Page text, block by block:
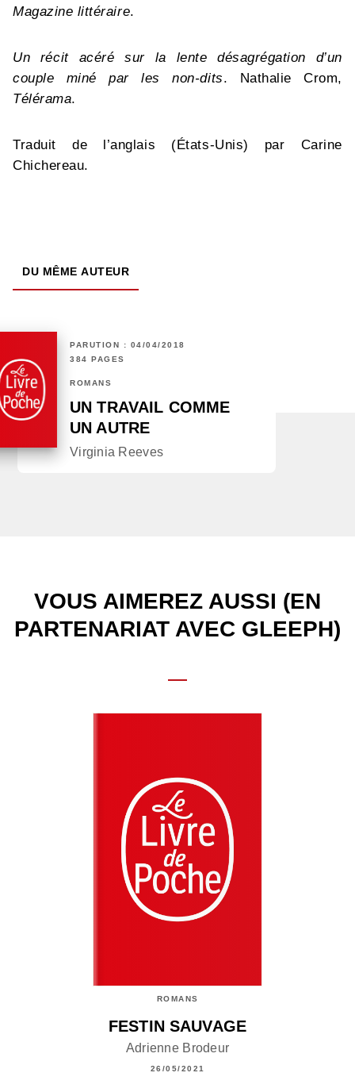
Magazine littéraire.
Un récit acéré sur la lente désagrégation d’un
couple miné par les non-dits. Nathalie Crom,
Télérama.
Traduit de l’anglais (États-Unis) par Carine
Chichereau.
DU MÊME AUTEUR
PARUTION : 04/04/2018
384 PAGES
ROMANS
UN TRAVAIL COMME
UN AUTRE
Virginia Reeves
VOUS AIMEREZ AUSSI (EN
PARTENARIAT AVEC GLEEPH)
ROMANS
FESTIN SAUVAGE
Adrienne Brodeur
26/05/2021